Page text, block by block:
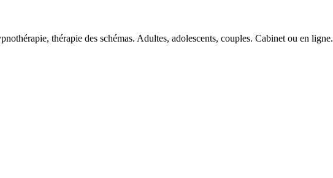
thérapie des schémas. Adultes, adolescents, couples. Cabinet ou en ligne.